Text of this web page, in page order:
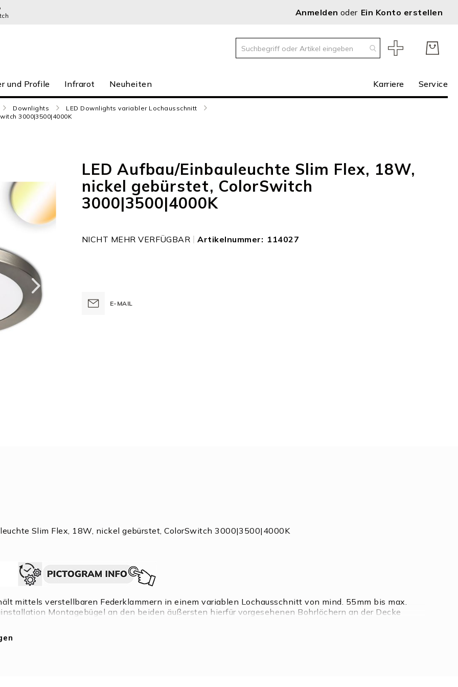
Anmelden Ein Konto erstellen
und Profile Infrarot Neuheiten Karriere Service
Downlights
LED Downlights variabler Lochausschnitt
3000|3500|4000K
LED Aufbau/Einbauleuchte Slim Flex, 18W,
nickel gebürstet, ColorSwitch
3000|3500|4000K
NICHT MEHR VERFÜGBAR Artikelnummer 114027
E-MAIL
Slim Flex, 18W, nickel gebürstet, ColorSwitch 3000|3500|4000K
mittels verstellbaren Federklammern in einem variablen Lochausschnitt von mind. 55mm bis max.
Montagebügel an den beiden äußersten hierfür vorgesehenen Bohrlöchern an der Decke